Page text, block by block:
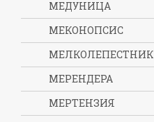
МЕДУНИЦА
МЕКОНОПСИС
МЕЛКОЛЕПЕСТНИК
МЕРЕНДЕРА
МЕРТЕНЗИЯ